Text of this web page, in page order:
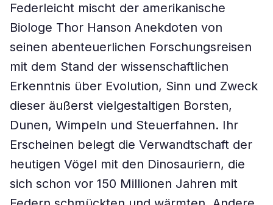
Federleicht mischt der amerikanische
Biologe Thor Hanson Anekdoten von
seinen abenteuerlichen Forschungsreisen
mit dem Stand der wissenschaftlichen
Erkenntnis über Evolution, Sinn und Zweck
dieser äußerst vielgestaltigen Borsten,
Dunen, Wimpeln und Steuerfahnen. Ihr
Erscheinen belegt die Verwandtschaft der
heutigen Vögel mit den Dinosauriern, die
sich schon vor 150 Millionen Jahren mit